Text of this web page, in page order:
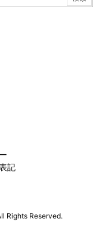
記
Rights Reserved.